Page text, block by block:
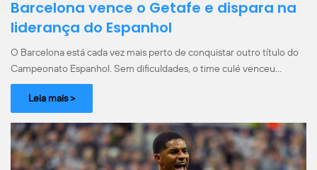
Barcelona vence o Getafe e dispara na
liderança do Espanhol
O Barcelona está cada vez mais perto de conquistar outro título do
Campeonato Espanhol. Sem dificuldades, o time culé venceu…
Leia mais >